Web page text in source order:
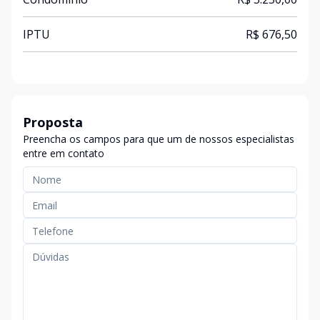
IPTU R$ 676,50
Proposta
Preencha os campos para que um de nossos especialistas
entre em contato